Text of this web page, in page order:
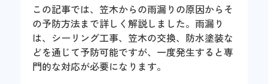
この記事では、笠木からの雨漏りの原因からそ
の予防方法まで詳しく解説しました。雨漏り
は、シーリング工事、笠木の交換、防水塗装な
どを通じて予防可能ですが、一度発生すると専
門的な対応が必要になります。